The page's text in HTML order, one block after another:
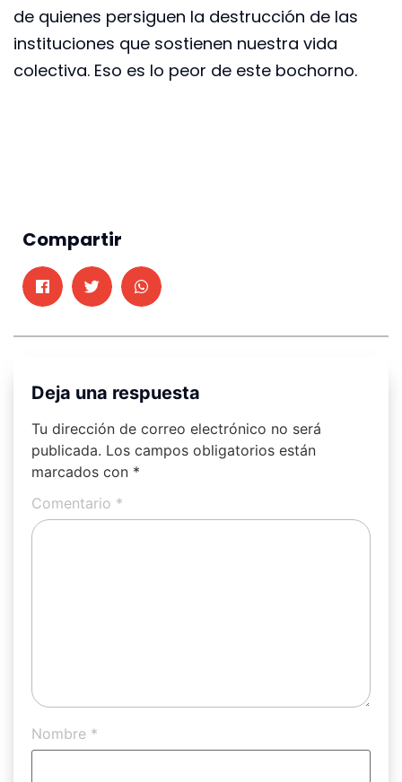
de quienes persiguen la destrucción de las
instituciones que sostienen nuestra vida
colectiva. Eso es lo peor de este bochorno.
Compartir
Deja una respuesta
Tu dirección de correo electrónico no será
publicada. Los campos obligatorios están
marcados con *
Comentario *
Nombre *